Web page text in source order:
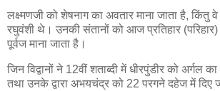
लक्ष्मणजी को शेषनाग का अवतार माना जाता है, किंतु
रघुवंशी थे। उनकी संतानों को आज प्रतिहार
पूर्वज माना जाता है।
जिन विद्वानों ने 12वीं शताब्दी में धीरपुंडीर को अर्गल
तथा उनके द्वारा अभयचंद्र को 22 परगने दहेज में